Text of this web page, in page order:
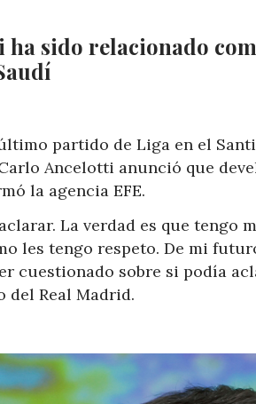
ha sido relacionado
partido de Liga en el
Ancelotti anunció que
la agencia EFE.
La verdad es que tengo
les tengo respeto. De mi
cuestionado sobre si podía
del Real Madrid.